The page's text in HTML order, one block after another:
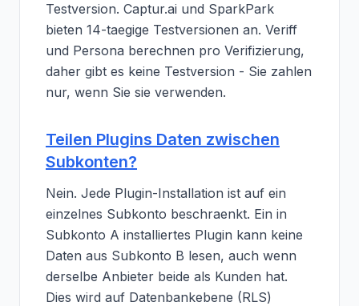
Testversion. Captur.ai und SparkPark
bieten 14-taegige Testversionen an. Veriff
und Persona berechnen pro Verifizierung,
daher gibt es keine Testversion - Sie zahlen
nur, wenn Sie sie verwenden.
Teilen Plugins Daten zwischen
Subkonten?
Nein. Jede Plugin-Installation ist auf ein
einzelnes Subkonto beschraenkt. Ein in
Subkonto A installiertes Plugin kann keine
Daten aus Subkonto B lesen, auch wenn
derselbe Anbieter beide als Kunden hat.
Dies wird auf Datenbankebene (RLS)